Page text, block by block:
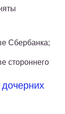
Сбербанка;
стороннего